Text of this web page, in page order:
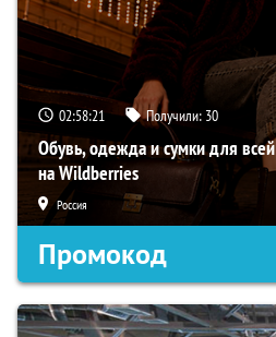
02:58:19 Получили: 30
Обувь, одежда и сумки для
на Wildberries
Россия
Промокод